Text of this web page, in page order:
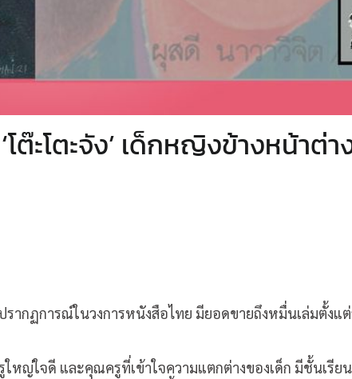
ะโตะจัง’ เด็กหญิงข้างหน้าต่า
ากฏการณ์ในวงการหนังสือไทย มียอดขายถึงหมื่นเล่มตั้งแ
ใหญ่ใจดี และคุณครูที่เข้าใจความแตกต่างของเด็ก มีชั้นเรีย